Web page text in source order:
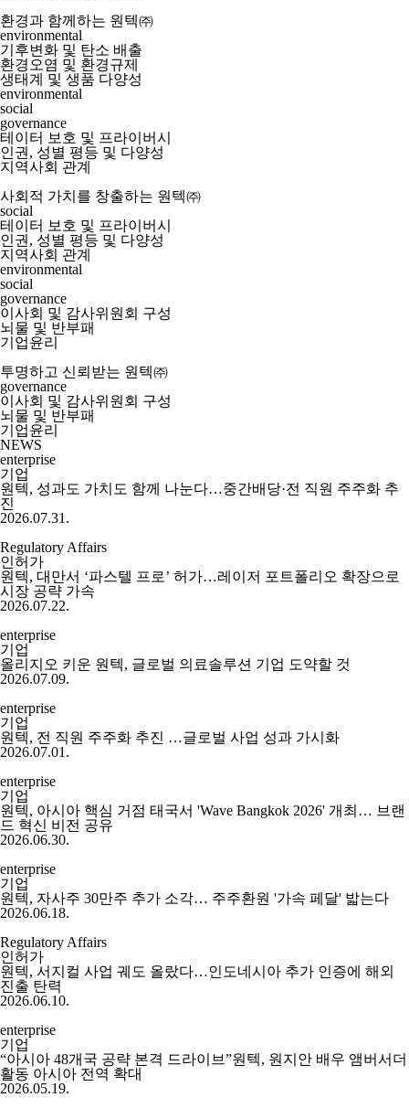
환경과 함께하는 원텍㈜
environmental
기후변화 및 탄소 배출
환경오염 및 환경규제
생태계 및 생품 다양성
environmental
social
governance
테이터 보호 및 프라이버시
인권, 성별 평등 및 다양성
지역사회 관계
사회적 가치를 창출하는 원텍㈜
social
테이터 보호 및 프라이버시
인권, 성별 평등 및 다양성
지역사회 관계
environmental
social
governance
이사회 및 감사위원회 구성
뇌물 및 반부패
기업윤리
투명하고 신뢰받는 원텍㈜
governance
이사회 및 감사위원회 구성
뇌물 및 반부패
기업윤리
NEWS
enterprise
기업
원텍, 성과도 가치도 함께 나눈다…중간배당·전 직원 주주화 추
진
2026.07.31.
Regulatory Affairs
인허가
원텍, 대만서 ‘파스텔 프로’ 허가…레이저 포트폴리오 확장으로
시장 공략 가속
2026.07.22.
enterprise
기업
올리지오 키운 원텍, 글로벌 의료솔루션 기업 도약할 것
2026.07.09.
enterprise
기업
원텍, 전 직원 주주화 추진 …글로벌 사업 성과 가시화
2026.07.01.
enterprise
기업
원텍, 아시아 핵심 거점 태국서 'Wave Bangkok 2026' 개최… 브랜
드 혁신 비전 공유
2026.06.30.
enterprise
기업
원텍, 자사주 30만주 추가 소각… 주주환원 '가속 페달' 밟는다
2026.06.18.
Regulatory Affairs
인허가
원텍, 서지컬 사업 궤도 올랐다…인도네시아 추가 인증에 해외
진출 탄력
2026.06.10.
enterprise
기업
“아시아 48개국 공략 본격 드라이브”원텍, 원지안 배우 앰버서더
활동 아시아 전역 확대
2026.05.19.